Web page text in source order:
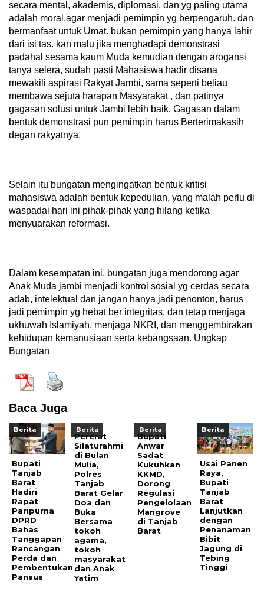
secara mental, akademis, diplomasi, dan yg paling utama
adalah moral.agar menjadi pemimpin yg berpengaruh. dan
bermanfaat untuk Umat. bukan pemimpin yang hanya lahir
dari isi tas. kan malu jika menghadapi demonstrasi
padahal sesama kaum Muda kemudian dengan arogansi
tanya selera, sudah pasti Mahasiswa hadir disana
mewakili aspirasi Rakyat Jambi, sama seperti beliau
membawa sejuta harapan Masyarakat , dan patinya
gagasan solusi untuk Jambi lebih baik. Gagasan dalam
bentuk demonstrasi pun pemimpin harus Berterimakasih
degan rakyatnya.
Selain itu bungatan mengingatkan bentuk kritisi
mahasiswa adalah bentuk kepedulian, yang malah perlu di
waspadai hari ini pihak-pihak yang hilang ketika
menyuarakan reformasi.
Dalam kesempatan ini, bungatan juga mendorong agar
Anak Muda jambi menjadi kontrol sosial yg cerdas secara
adab, intelektual dan jangan hanya jadi penonton, harus
jadi pemimpin yg hebat ber integritas. dan tetap menjaga
ukhuwah Islamiyah, menjaga NKRI, dan menggembirakan
kehidupan kemanusiaan serta kebangsaan. Ungkap
Bungatan
Baca Juga
Berita
Bupati
Tanjab
Barat
Hadiri
Rapat
Paripurna
DPRD
Bahas
Tanggapan
Rancangan
Perda dan
Pembentukan
Pansus
Berita
Pererat
Silaturahmi
di Bulan
Mulia,
Polres
Tanjab
Barat Gelar
Doa dan
Buka
Bersama
tokoh
agama,
tokoh
masyarakat
dan Anak
Yatim
Berita
Bupati
Anwar
Sadat
Kukuhkan
KKMD,
Dorong
Regulasi
Pengelolaan
Mangrove
di Tanjab
Barat
Berita
Usai Panen
Raya,
Bupati
Tanjab
Barat
Lanjutkan
dengan
Penanaman
Bibit
Jagung di
Tebing
Tinggi